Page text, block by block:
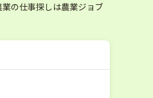
の仕事探しは農業ジョブ